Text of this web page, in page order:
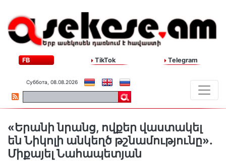
FB TikTok Telegram
Суббота, 08.08.2026
«Երանի նրանց, ովքեր վաստակել
են Նիկոլի անկեղծ թշնամությունը»․
Միքայել Նահապետյան